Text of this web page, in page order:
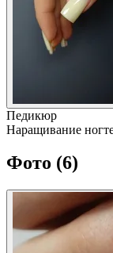
Педикюр
Наращивание
Фото (6)